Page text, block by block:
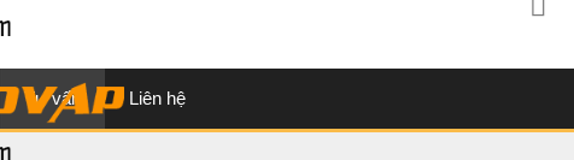
Tư vấn Liên hệ